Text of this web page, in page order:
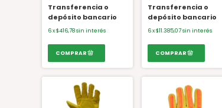
Transferencia o
depósito bancario
6x$416,78sin interés
Transferencia o
depósito bancario
6x$11.385,07sin interés